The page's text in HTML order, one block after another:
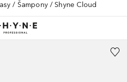
Šampony Shyne Cloud